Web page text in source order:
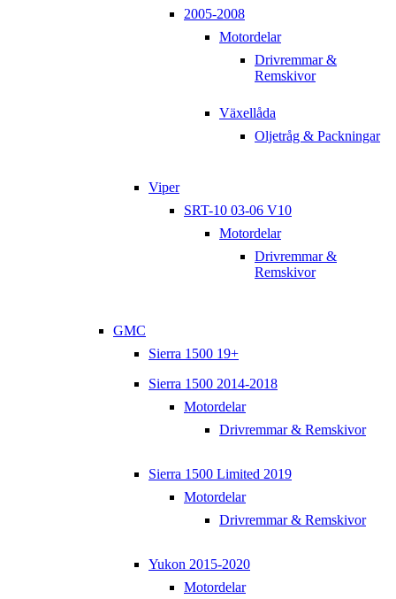
2005-2008
Motordelar
Drivremmar &
Remskivor
Växellåda
Oljetråg & Packningar
Viper
SRT-10 03-06 V10
Motordelar
Drivremmar &
Remskivor
GMC
Sierra 1500 19+
Sierra 1500 2014-2018
Motordelar
Drivremmar & Remskivor
Sierra 1500 Limited 2019
Motordelar
Drivremmar & Remskivor
Yukon 2015-2020
Motordelar